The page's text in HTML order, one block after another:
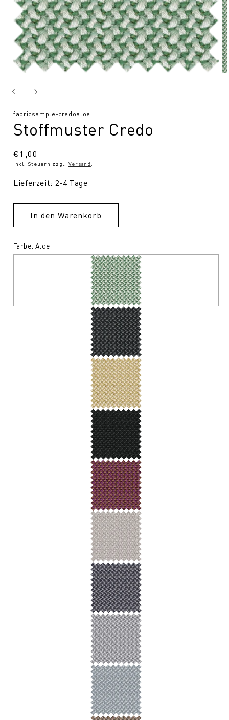
SKU:
fabricsample-credoaloe
Stoffmuster Credo
Normaler
Preis
€1,00
inkl. Steuern zzgl. Versand
Lieferzeit: 2-4 Tage
In den Warenkorb
Farbe: Aloe